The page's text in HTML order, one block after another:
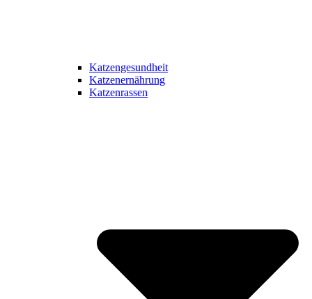
Katzengesundheit
Katzenernährung
Katzenrassen